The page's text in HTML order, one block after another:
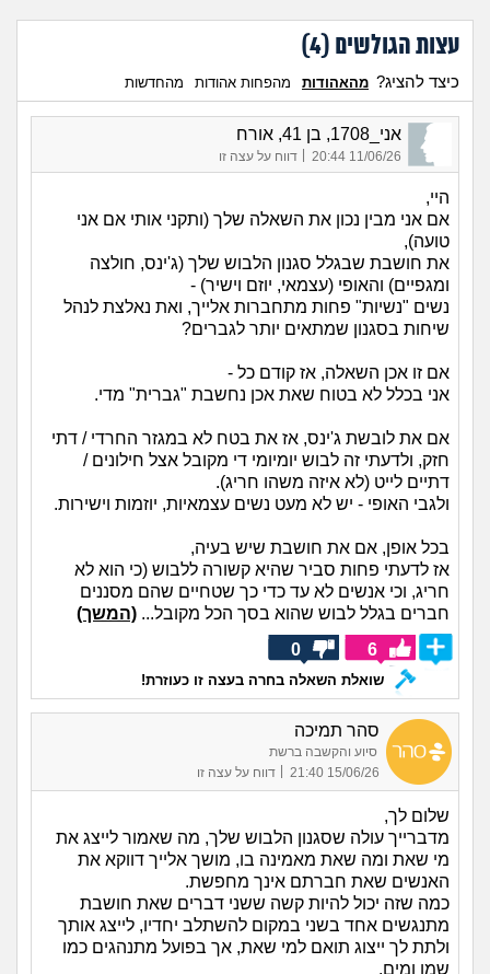
עצות הגולשים (4
)
כיצד להציג? מהאהודות מהפחות אהודות מהחדשות
אני_1708, בן 41, אורח
11/06/26 20:44
| דווח על עצה זו
היי,
אם אני מבין נכון את השאלה שלך (ותקני אותי אם אני
טועה),
את חושבת שבגלל סגנון הלבוש שלך (ג'ינס, חולצה
ומגפיים) והאופי (עצמאי, יוזם וישיר) -
נשים "נשיות" פחות מתחברות אלייך, ואת נאלצת לנהל
שיחות בסגנון שמתאים יותר לגברים?
אם זו אכן השאלה, אז קודם כל -
אני בכלל לא בטוח שאת אכן נחשבת "גברית" מדי.
אם את לובשת ג'ינס, אז את בטח לא במגזר החרדי / דתי
חזק, ולדעתי זה לבוש יומיומי די מקובל אצל חילונים /
דתיים לייט (לא איזה משהו חריג).
ולגבי האופי - יש לא מעט נשים עצמאיות, יוזמות וישירות.
בכל אופן, אם את חושבת שיש בעיה,
אז לדעתי פחות סביר שהיא קשורה ללבוש (כי הוא לא
חריג, וכי אנשים לא עד כדי כך שטחיים שהם מסננים
חברים בגלל לבוש שהוא בסך הכל מקובל... (המשך)
6
0
שואלת השאלה בחרה בעצה זו כעוזרת!
סהר תמיכה
סיוע והקשבה ברשת
15/06/26 21:40
דווח על עצה זו
שלום לך,
מדברייך עולה שסגנון הלבוש שלך, מה שאמור לייצג את
מי שאת ומה שאת מאמינה בו, מושך אלייך דווקא את
האנשים שאת חברתם אינך מחפשת.
כמה שזה יכול להיות קשה ששני דברים שאת חושבת
מתנגשים אחד בשני במקום להשתלב יחדיו, לייצג אותך
ולתת לך ייצוג תואם למי שאת, אך בפועל מתנהגים כמו
שמן ומים.